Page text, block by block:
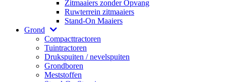
Zitmaaiers zonder Opvang
Ruwterrein zitmaaiers
Stand-On Maaiers
Grond
Compacttractoren
Tuintractoren
Drukspuiten / nevelspuiten
Grondboren
Meststoffen